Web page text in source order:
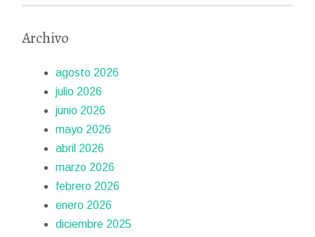
Archivo
agosto 2026
julio 2026
junio 2026
mayo 2026
abril 2026
marzo 2026
febrero 2026
enero 2026
diciembre 2025